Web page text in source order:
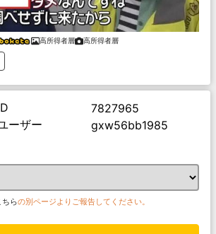
高所得者層 高所得者層
7827965
ーザー
gxw56bb1985
ちらの別ページよりご報告してください。